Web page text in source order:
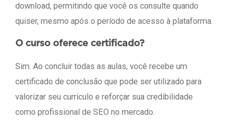
download, permitindo que você os consulte quando
quiser, mesmo após o período de acesso à plataforma.
O curso oferece certificado?
Sim. Ao concluir todas as aulas, você recebe um
certificado de conclusão que pode ser utilizado para
valorizar seu currículo e reforçar sua credibilidade
como profissional de SEO no mercado.